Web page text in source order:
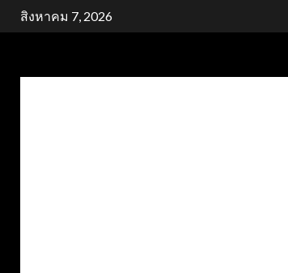
Skipสิงหาคม 7, 2026